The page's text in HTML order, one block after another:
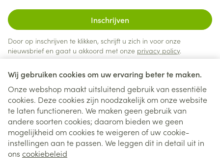
Wij gebruiken cookies om uw ervaring beter te maken.
Onze webshop maakt uitsluitend gebruik van essentiële
cookies. Deze cookies zijn noodzakelijk om onze website
te laten functioneren. We maken geen gebruik van
andere soorten cookies; daarom bieden we geen
mogelijkheid om cookies te weigeren of uw cookie-
instellingen aan te passen. We leggen dit in detail uit in
ons cookiebeleid
Inschrijven
Door op inschrijven te klikken, schrijft u zich in voor onze
nieuwsbrief en gaat u akkoord met onze privacy policy.
Juridische links